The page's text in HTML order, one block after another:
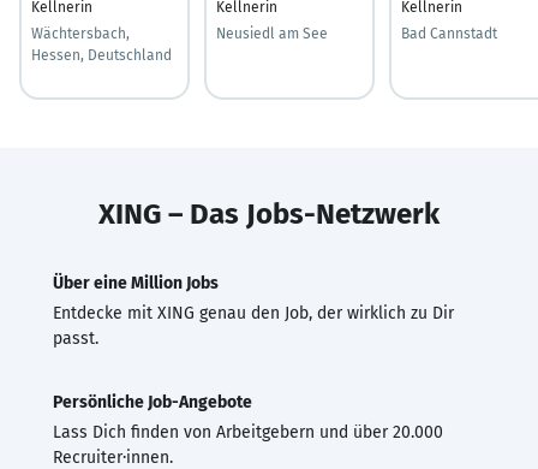
Kellnerin
Wächtersbach,
Hessen, Deutschland
Kellnerin
Neusiedl am See
Kellnerin
Bad Cannstadt
XING – Das Jobs-Netzwerk
Über eine Million Jobs
Entdecke mit XING genau den Job, der wirklich zu Dir
passt.
Persönliche Job-Angebote
Lass Dich finden von Arbeitgebern und über 20.000
Recruiter·innen.